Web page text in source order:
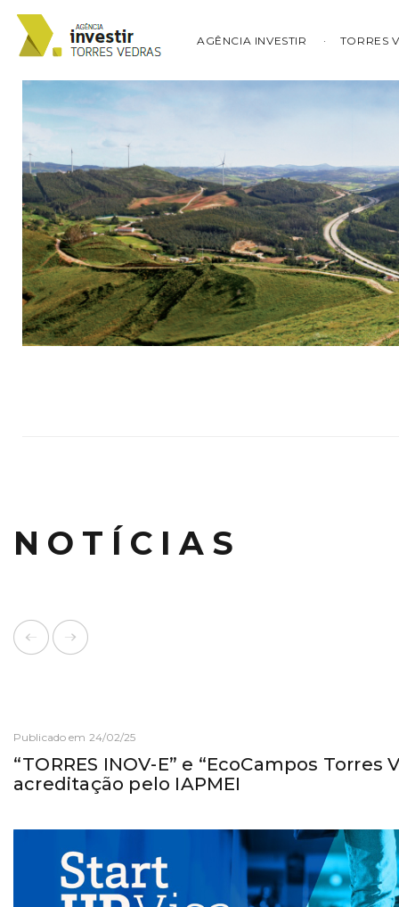
AGÊNCIA INVESTIR TORRES
NOTÍCIAS
Publicado em 24/02/25
“TORRES INOV-E” e “EcoCampos Torres
acreditação pelo IAPMEI